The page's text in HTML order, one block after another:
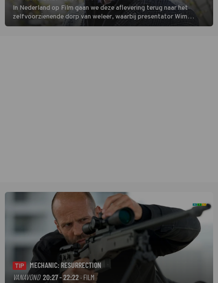
In Nederland op Film gaan we deze aflevering terug naar het
zelfvoorzienende dorp van weleer, waarbij presentator Wim
Daniëls de kijkers meeneemt op reis door de tijd aan de hand van
TIP
MECHANIC: RESURRECTION
VANAVOND 20:27 - 22:22· FILM